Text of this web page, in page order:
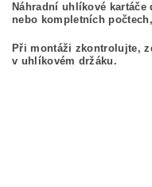
Náhradní uhlíkové
nebo kompletních
Při montáži zkontrolujte,
v uhlíkovém držáku.